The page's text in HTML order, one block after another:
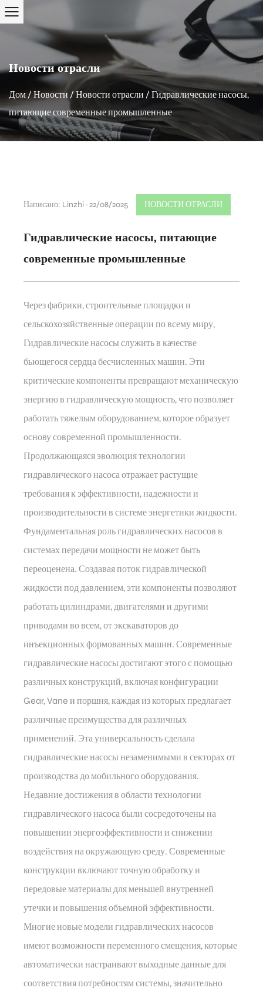
Новости отрасли
Дом/Новости /Новости отрасли / Гидравлические насосы,
питающие современные промышленные
Написано: Linzhi · 22/08/2025 НОВОСТИ ОТРАСЛИ
Гидравлические насосы, питающие
современные промышленные
Через фабрики, строительные площадки и
сельскохозяйственные операции по всему миру,
Гидравлические насосыслужить в качестве
бьющегося сердца бесчисленных машин. Эти
критические компоненты превращают механическую
энергию в гидравлическую мощность, что позволяет
работать тяжелым оборудованием, которое образует
основу современной промышленности.
Продолжающаяся эволюция технологии
гидравлического насоса отражает растущие
требования к эффективности, надежности и
производительности в системе энергетики жидкости.
Фундаментальная роль гидравлических насосов в
системах передачи мощности не может быть
переоценена. Создавая поток гидравлической
жидкости под давлением, эти компоненты позволяют
работать цилиндрами, двигателями и другими
приводами во всем, от экскаваторов до
инъекционных формованных машин. Современные
гидравлические насосы достигают этого с помощью
различных конструкций, включая конфигурации
Gear, Vane и поршня, каждая из которых предлагает
различные преимущества для различных
применений. Эта универсальность сделала
гидравлические насосы незаменимыми в секторах от
производства до мобильного оборудования.
Недавние достижения в области технологии
гидравлического насоса были сосредоточены на
повышении энергоэффективности и снижении
воздействия на окружающую среду. Современные
конструкции включают точную обработку и
передовые материалы для меньшей внутренней
утечки и повышения объемной эффективности.
Многие новые модели гидравлических насосов
имеют возможности переменного смещения, которые
автоматически настраивают выходные данные для
соответствия потребностям системы, значительно